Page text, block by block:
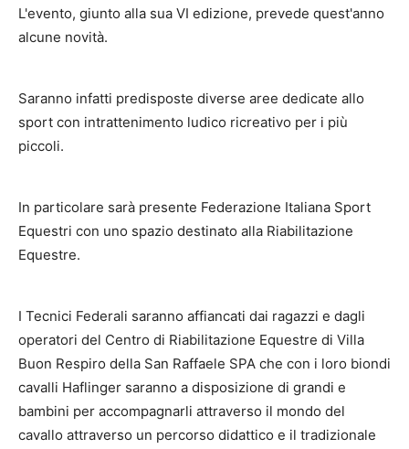
L'evento, giunto alla sua VI edizione, prevede quest'anno
alcune novità.
Saranno infatti predisposte diverse aree dedicate allo
sport con intrattenimento ludico ricreativo per i più
piccoli.
In particolare sarà presente Federazione Italiana Sport
Equestri con uno spazio destinato alla Riabilitazione
Equestre.
I Tecnici Federali saranno affiancati dai ragazzi e dagli
operatori del Centro di Riabilitazione Equestre di Villa
Buon Respiro della San Raffaele SPA che con i loro biondi
cavalli Haflinger saranno a disposizione di grandi e
bambini per accompagnarli attraverso il mondo del
cavallo attraverso un percorso didattico e il tradizionale